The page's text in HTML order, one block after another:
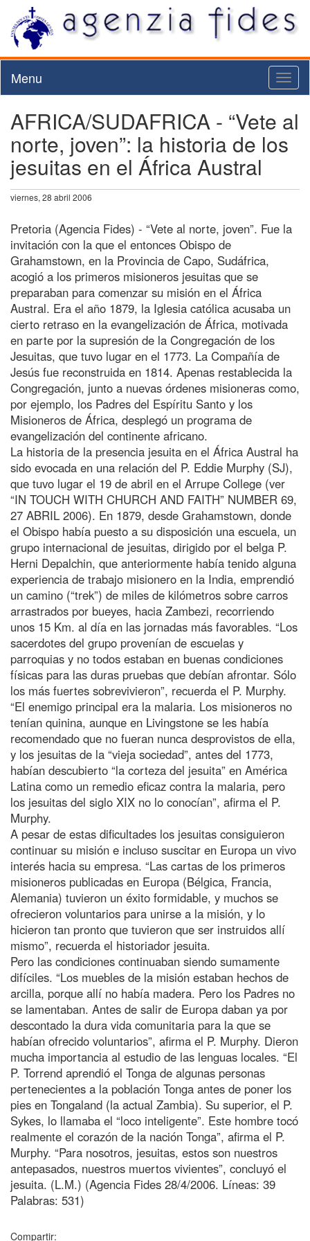
Menu
AFRICA/SUDAFRICA - “Vete al
norte, joven”: la historia de los
jesuitas en el África Austral
viernes, 28 abril 2006
Pretoria (Agencia Fides) - “Vete al norte, joven”. Fue la
invitación con la que el entonces Obispo de
Grahamstown, en la Provincia de Capo, Sudáfrica,
acogió a los primeros misioneros jesuitas que se
preparaban para comenzar su misión en el África
Austral. Era el año 1879, la Iglesia católica acusaba un
cierto retraso en la evangelización de África, motivada
en parte por la supresión de la Congregación de los
Jesuitas, que tuvo lugar en el 1773. La Compañía de
Jesús fue reconstruida en 1814. Apenas restablecida la
Congregación, junto a nuevas órdenes misioneras como,
por ejemplo, los Padres del Espíritu Santo y los
Misioneros de África, desplegó un programa de
evangelización del continente africano.
La historia de la presencia jesuita en el África Austral ha
sido evocada en una relación del P. Eddie Murphy (SJ),
que tuvo lugar el 19 de abril en el Arrupe College (ver
“IN TOUCH WITH CHURCH AND FAITH” NUMBER 69,
27 ABRIL 2006). En 1879, desde Grahamstown, donde
el Obispo había puesto a su disposición una escuela, un
grupo internacional de jesuitas, dirigido por el belga P.
Herni Depalchin, que anteriormente había tenido alguna
experiencia de trabajo misionero en la India, emprendió
un camino (“trek”) de miles de kilómetros sobre carros
arrastrados por bueyes, hacia Zambezi, recorriendo
unos 15 Km. al día en las jornadas más favorables. “Los
sacerdotes del grupo provenían de escuelas y
parroquias y no todos estaban en buenas condiciones
físicas para las duras pruebas que debían afrontar. Sólo
los más fuertes sobrevivieron”, recuerda el P. Murphy.
“El enemigo principal era la malaria. Los misioneros no
tenían quinina, aunque en Livingstone se les había
recomendado que no fueran nunca desprovistos de ella,
y los jesuitas de la “vieja sociedad”, antes del 1773,
habían descubierto “la corteza del jesuita” en América
Latina como un remedio eficaz contra la malaria, pero
los jesuitas del siglo XIX no lo conocían”, afirma el P.
Murphy.
A pesar de estas dificultades los jesuitas consiguieron
continuar su misión e incluso suscitar en Europa un vivo
interés hacia su empresa. “Las cartas de los primeros
misioneros publicadas en Europa (Bélgica, Francia,
Alemania) tuvieron un éxito formidable, y muchos se
ofrecieron voluntarios para unirse a la misión, y lo
hicieron tan pronto que tuvieron que ser instruidos allí
mismo”, recuerda el historiador jesuita.
Pero las condiciones continuaban siendo sumamente
difíciles. “Los muebles de la misión estaban hechos de
arcilla, porque allí no había madera. Pero los Padres no
se lamentaban. Antes de salir de Europa daban ya por
descontado la dura vida comunitaria para la que se
habían ofrecido voluntarios”, afirma el P. Murphy. Dieron
mucha importancia al estudio de las lenguas locales. “El
P. Torrend aprendió el Tonga de algunas personas
pertenecientes a la población Tonga antes de poner los
pies en Tongaland (la actual Zambia). Su superior, el P.
Sykes, lo llamaba el “loco inteligente”. Este hombre tocó
realmente el corazón de la nación Tonga”, afirma el P.
Murphy. “Para nosotros, jesuitas, estos son nuestros
antepasados, nuestros muertos vivientes”, concluyó el
jesuita. (L.M.) (Agencia Fides 28/4/2006. Líneas: 39
Palabras: 531)
Compartir: